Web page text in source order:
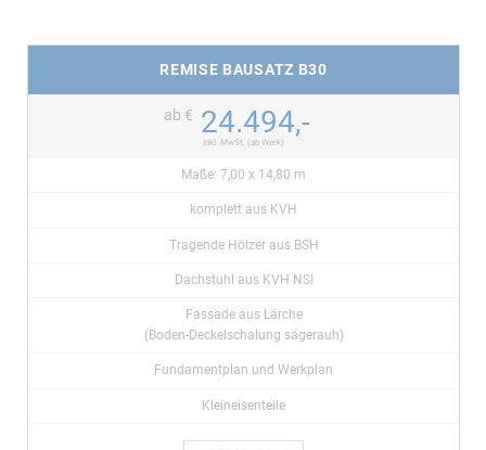
REMISE BAUSATZ B30
ab € 24.494,-
inkl. MwSt. (ab Werk)
Maße: 7,00 x 14,80 m
komplett aus KVH
Tragende Hölzer aus BSH
Dachstuhl aus KVH NSI
Fassade aus Lärche
(Boden-Deckelschalung sägerauh)
Fundamentplan und Werkplan
Kleineisenteile